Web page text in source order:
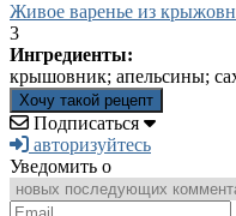
Живое варенье из
3
Ингредиенты:
крышовник; апельсины;
Хочу такой рецепт
Подписаться
авторизуйтесь
Уведомить о